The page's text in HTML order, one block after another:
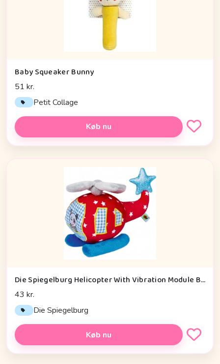
Baby Squeaker Bunny
51 kr.
Petit Collage
Køb nu
Die Spiegelburg Helicopter With Vibration Module Baby Charms - Legetøj
43 kr.
Die Spiegelburg
Køb nu